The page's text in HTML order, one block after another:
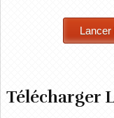
Télécharger